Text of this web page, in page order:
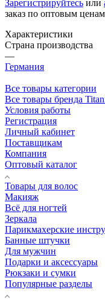
Зарегистрируйтесь или
заказ по оптовым
Характеристики
Страна производства
—
Германия
Все товары категории
Все товары бренда
Условия работы
Регистрация
Личный кабинет
Поставщикам
Компания
Оптовый каталог
Товары для волос
Макияж
Всё для ногтей
Зеркала
Парикмахерские
Банные штучки
Для мужчин
Подарки и аксессуары
Рюкзаки и сумки
Популярные разделы